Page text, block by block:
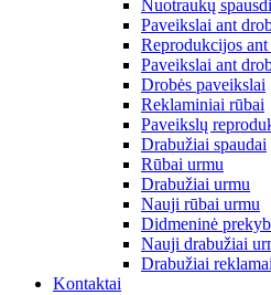
Nuotraukų
Paveikslai ant
Reprodukcijos ant
Paveikslai ant
Drobės paveikslai
Reklaminiai rūbai
Paveikslų
Drabužiai spaudai
Rūbai urmu
Drabužiai urmu
Nauji rūbai urmu
Didmeninė
Nauji drabužiai
Drabužiai
Kontaktai